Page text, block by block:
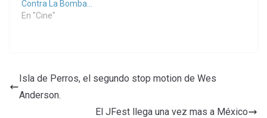
Contra La Bomba…
En "Cine"
Isla de Perros, el segundo stop motion de Wes
Anderson.
El JFest llega una vez mas a México